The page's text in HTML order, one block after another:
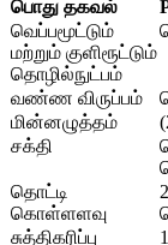
பொது தகவல்
வெப்பமூட்டும்
மற்றும் குளிரூட்டும்
தொழில்நுட்பம்
வண்ண விருப்பம்
மின்னழுத்தம்
சக்தி
தொட்டி
கொள்ளளவு
சுத்திகரிப்பு